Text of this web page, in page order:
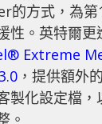
的方式，為第
性。英特爾更
Extreme
，提供額外
製化設定檔，
。